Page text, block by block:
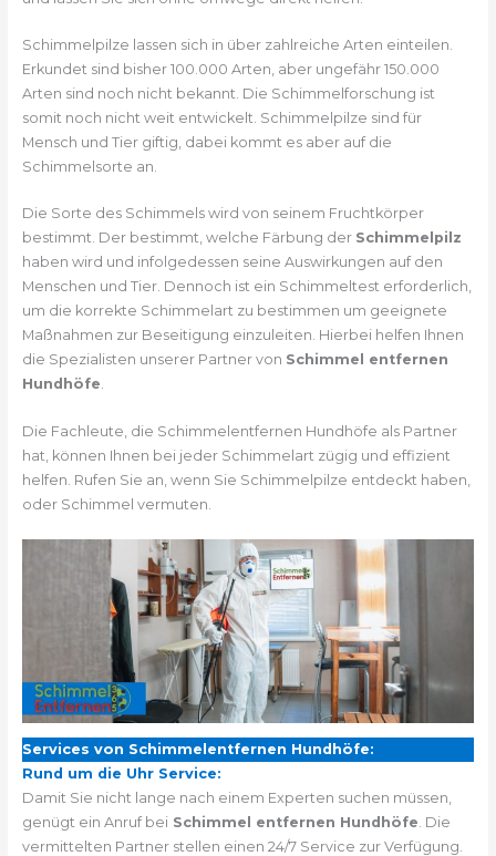
Schimmelpilze lassen sich in über zahlreiche Arten einteilen.
Erkundet sind bisher 100.000 Arten, aber ungefähr 150.000
Arten sind noch nicht bekannt. Die Schimmelforschung ist
somit noch nicht weit entwickelt. Schimmelpilze sind für
Mensch und Tier giftig, dabei kommt es aber auf die
Schimmelsorte an.
Die Sorte des Schimmels wird von seinem Fruchtkörper
bestimmt. Der bestimmt, welche Färbung der Schimmelpilz
haben wird und infolgedessen seine Auswirkungen auf den
Menschen und Tier. Dennoch ist ein Schimmeltest erforderlich,
um die korrekte Schimmelart zu bestimmen um geeignete
Maßnahmen zur Beseitigung einzuleiten. Hierbei helfen Ihnen
die Spezialisten unserer Partner von Schimmel entfernen
Hundhöfe.
Die Fachleute, die Schimmelentfernen Hundhöfe als Partner
hat, können Ihnen bei jeder Schimmelart zügig und effizient
helfen. Rufen Sie an, wenn Sie Schimmelpilze entdeckt haben,
oder Schimmel vermuten.
Services von Schimmelentfernen Hundhöfe:
Rund um die Uhr Service:
Damit Sie nicht lange nach einem Experten suchen müssen,
genügt ein Anruf bei Schimmel entfernen Hundhöfe . Die
vermittelten Partner stellen einen 24/7 Service zur Verfügung.